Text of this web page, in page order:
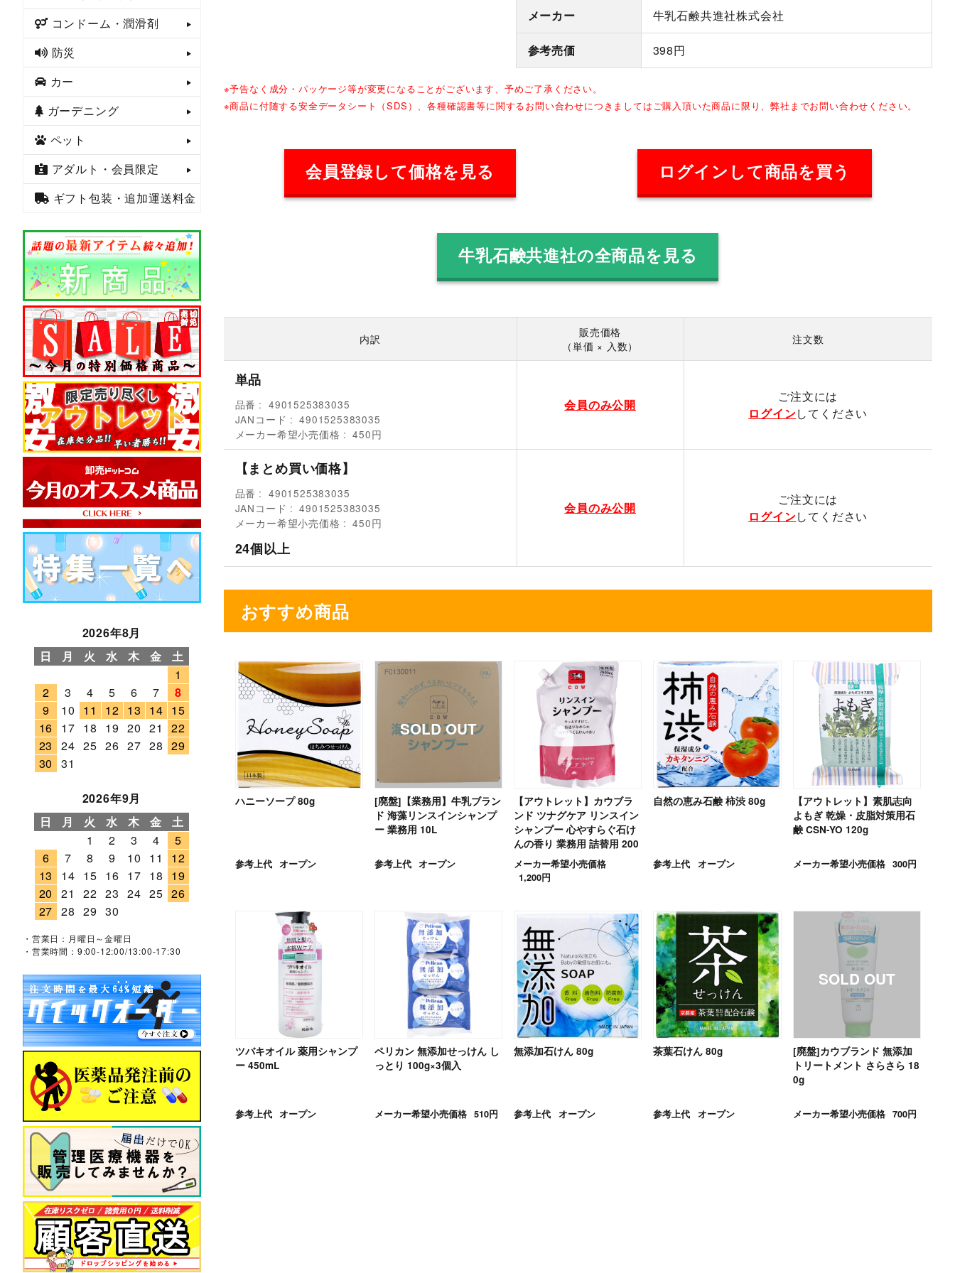
メーカー 牛乳石鹸共進社株式会社
参考売価 398円
※予告なく成分・パッケージ等が変更になることがございます、予めご了承ください。
※商品に付随する安全データシート（SDS）、各種確認書等に関するお問い合わせにつきましてはご購入頂いた商品に限り、弊社までお問い合わせください。
会員登録して価格を見る ログインして商品を買う
牛乳石鹸共進社の全商品を見る
内訳
販売価格
（単価 × 入数）
注文数
単品
品番
4901525383035
JANコード
4901525383035
メーカー希望小売価格
450円
会員のみ公開
ご注文には
ログインしてください
【まとめ買い価格】
品番
4901525383035
JANコード
4901525383035
メーカー希望小売価格
450円
24個以上
会員のみ公開
ご注文には
ログインしてください
おすすめ商品
ハニーソープ 80g
参考上代 オープン
[廃盤]【業務用】牛乳ブラン
ド 海藻リンスインシャンプ
ー 業務用 10L
参考上代 オープン
【アウトレット】カウブラ
ンド ツナグケア リンスイン
シャンプー 心やすらぐ石け
んの香り 業務用 詰替用 200
0mL
メーカー希望小売価格
1,200円
自然の恵み石鹸 柿渋 80g
参考上代 オープン
【アウトレット】素肌志向
よもぎ 乾燥・皮脂対策用石
鹸 CSN-YO 120g
メーカー希望小売価格 300円
ツバキオイル 薬用シャンプ
ー 450mL
参考上代 オープン
ペリカン 無添加せっけん し
っとり 100g×3個入
メーカー希望小売価格 510円
無添加石けん 80g
参考上代 オープン
茶葉石けん 80g
参考上代 オープン
[廃盤]カウブランド 無添加
トリートメント さらさら 18
0g
メーカー希望小売価格 700円
コンドーム・潤滑剤
防災
カー
ガーデニング
ペット
アダルト・会員限定
ギフト包装・追加運送料金
2026年8月
日
月 火 水 木 金
土
1
2
3 4 5 6 7
8
9
10 11 12 13 14 15
16
17 18 19 20 21
22
23
24 25 26 27 28 29
30
31
2026年9月
日
月 火 水 木 金
土
1
2 3 4
5
6
7 8 9 10 11
12
13
14 15 16 17 18
19
20
21 22 23 24 25 26
27 28 29 30
・営業日：月曜日～金曜日
・営業時間：9:00-12:00/13:00-17:30